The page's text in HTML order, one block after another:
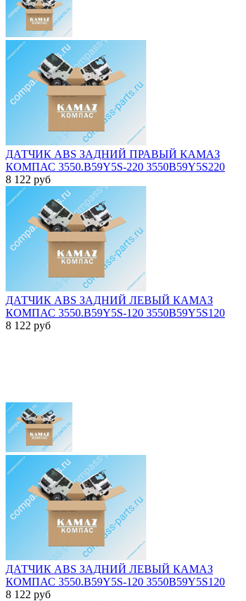
ДАТЧИК ABS ЗАДНИЙ ПРАВЫЙ КАМАЗ
КОМПАС 3550.B59Y5S-220 3550B59Y5S220
8 122 руб
ДАТЧИК ABS ЗАДНИЙ ЛЕВЫЙ КАМАЗ
КОМПАС 3550.B59Y5S-120 3550B59Y5S120
8 122 руб
ДАТЧИК ABS ЗАДНИЙ ЛЕВЫЙ КАМАЗ
КОМПАС 3550.B59Y5S-120 3550B59Y5S120
8 122 руб